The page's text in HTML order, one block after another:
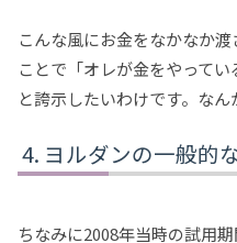
こんな風にお金をなかなか
ことで「オレが金をやってい
と誇示したいわけです。なん
ヨルダンの一般的
ちなみに2008年当時の試用